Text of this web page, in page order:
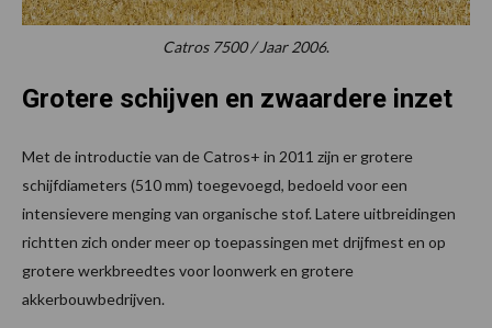
Catros 7500 / Jaar 2006.
Grotere schijven en zwaardere inzet
Met de introductie van de Catros+ in 2011 zijn er grotere
schijfdiameters (510 mm) toegevoegd, bedoeld voor een
intensievere menging van organische stof. Latere uitbreidingen
richtten zich onder meer op toepassingen met drijfmest en op
grotere werkbreedtes voor loonwerk en grotere
akkerbouwbedrijven.